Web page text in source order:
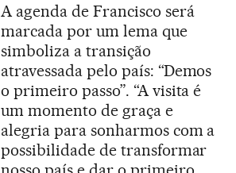
A agenda de Francisco será
marcada por um lema que
simboliza a transição
atravessada pelo país: “Demos
o primeiro passo”. “A visita é
um momento de graça e
alegria para sonharmos com a
possibilidade de transformar